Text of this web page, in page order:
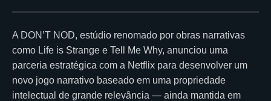
A DON’T NOD, estúdio renomado por obras narrativas
como Life is Strange e Tell Me Why, anunciou uma
parceria estratégica com a Netflix para desenvolver um
novo jogo narrativo baseado em uma propriedade
intelectual de grande relevância — ainda mantida em